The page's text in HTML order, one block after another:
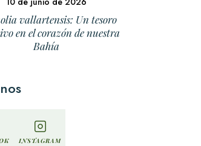
vallartensis: Un tesoro
en el corazón de nuestra
Bahía
INSTAGRAM